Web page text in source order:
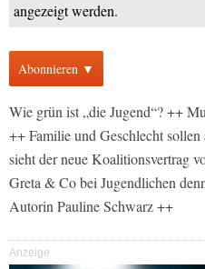
angezeigt werden.
Abonnieren ▼
Wie grün ist „die Jugend“? ++
++ Familie und Geschlecht
sieht der neue Koalitionsvertrag
Greta & Co bei Jugendlichen
Autorin Pauline Schwarz ++
Anzeige